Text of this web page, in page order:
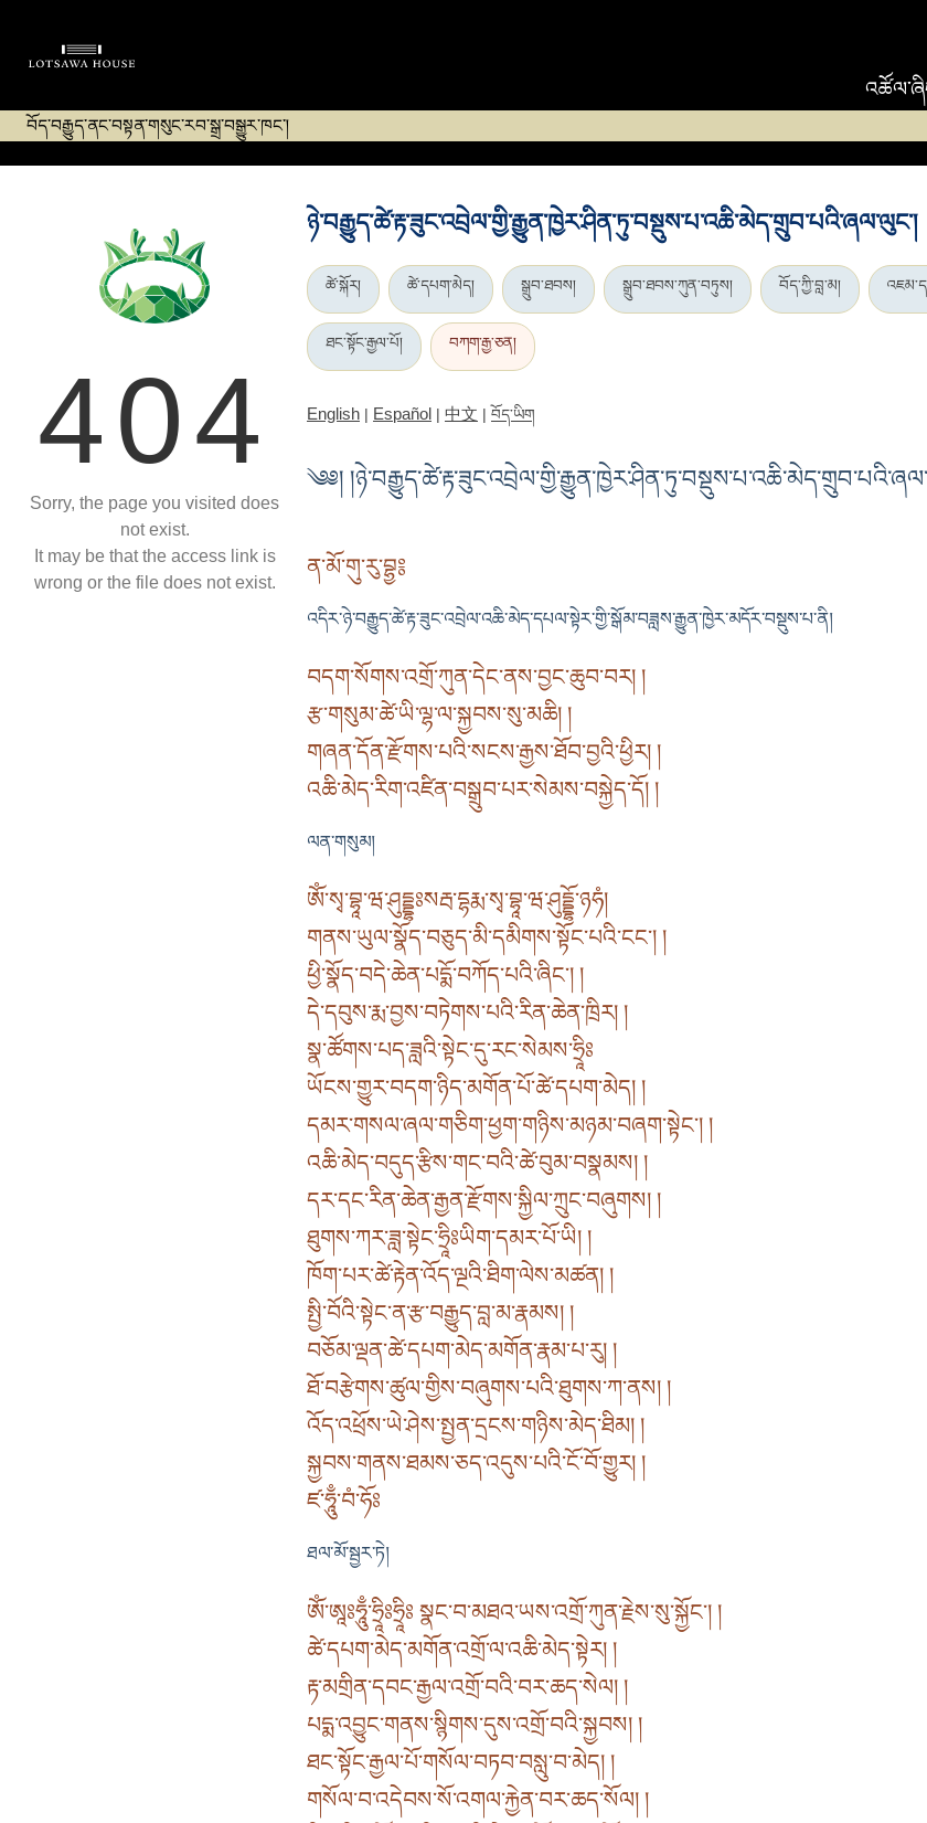
བོད་བརྒྱུད་ནང་བསྟན་གསུང་རབ་སྒྲ་བསྒྱུར་ཁང་།
404
Sorry, the page you visited does
not exist.
It may be that the access link is
wrong or the file does not exist.
ཉེ་བརྒྱུད་ཚེ་རྟ་ཟུང་འབྲེལ་གྱི་རྒྱུན་ཁྱེར་ཤིན་ཏུ་བསྡུས་པ་འཆི་མེད་གྲུབ་པའི་ཞལ་ལུང་།
ཚེ་སྐོར། ཚེ་དཔག་མེད། སྒྲུབ་ཐབས། སྒྲུབ་ཐབས་ཀུན་བཏུས། བོད་ཀྱི་བླ་མ།
ཐང་སྟོང་རྒྱལ་པོ། བཀག་རྒྱ་ཅན།
English | Español | 中文 | བོད་ཡིག
༄༅།
ན་མོ་གུ་རུ་བྷྱ༔
འདིར་ཉེ་བརྒྱུད་ཚེ་རྟ་ཟུང་འབྲེལ་འཆི་མེད་དཔལ་སྟེར་གྱི་སྒོམ་བཟླས་རྒྱུན་ཁྱེར་མདོར་བསྡུས་པ་ནི།
བདག་སོགས་འགྲོ་ཀུན་དེང་ནས་བྱང་ཆུབ་བར། །
རྩ་གསུམ་ཚེ་ཡི་ལྷ་ལ་སྐྱབས་སུ་མཆི། །
གཞན་དོན་རྫོགས་པའི་སངས་རྒྱས་ཐོབ་བྱའི་ཕྱིར། །
འཆི་མེད་རིག་འཛིན་བསྒྲུབ་པར་སེམས་བསྐྱེད་དོ། །
ལན་གསུམ།
ཨོཾ་སྭ་བྷཱ་ཝ་ཤུདྡྷཿསརྦ་དྷརྨ་སྭ་བྷཱ་ཝ་ཤུདྡྷོ་ཉཧཾ།
གནས་ཡུལ་སྣོད་བཅུད་མི་དམིགས་སྟོང་པའི་ངང་། །
ཕྱི་སྣོད་བདེ་ཆེན་པདྨོ་བཀོད་པའི་ཞིང་། །
དེ་དབུས་རྨ་བྱས་བཏེགས་པའི་རིན་ཆེན་ཁྲིར། །
སྣ་ཚོགས་པད་ཟླའི་སྟེང་དུ་རང་སེམས་ཧྲཱིཿ
ཡོངས་གྱུར་བདག་ཉིད་མགོན་པོ་ཚེ་དཔག་མེད། །
དམར་གསལ་ཞལ་གཅིག་ཕྱག་གཉིས་མཉམ་བཞག་སྟེང་། །
འཆི་མེད་བདུད་རྩིས་གང་བའི་ཚེ་བུམ་བསྣམས། །
དར་དང་རིན་ཆེན་རྒྱན་རྫོགས་སྐྱིལ་ཀྲུང་བཞུགས། །
ཐུགས་ཀར་ཟླ་སྟེང་ཧྲཱིཿཡིག་དམར་པོ་ཡི། །
ཁོག་པར་ཚེ་རྟེན་འོད་ལྔའི་ཐིག་ལེས་མཚན། །
སྤྱི་བོའི་སྟེང་ན་རྩ་བརྒྱུད་བླ་མ་རྣམས། །
བཅོམ་ལྡན་ཚེ་དཔག་མེད་མགོན་རྣམ་པ་རུ། །
ཐོ་བརྩེགས་ཚུལ་གྱིས་བཞུགས་པའི་ཐུགས་ཀ་ནས། །
འོད་འཕྲོས་ཡེ་ཤེས་སྤྱན་དྲངས་གཉིས་མེད་ཐིམ། །
སྐྱབས་གནས་ཐམས་ཅད་འདུས་པའི་ངོ་བོ་གྱུར། །
ཛ་ཧཱུྃ་བཾ་ཧོཿ
ཐལ་མོ་སྦྱར་ཏེ།
ཨོཾ་ཨཱཿཧཱུྃ་ཧྲཱིཿཧྲཱིཿ སྣང་བ་མཐའ་ཡས་འགྲོ་ཀུན་རྗེས་སུ་སྐྱོང་། །
ཚེ་དཔག་མེད་མགོན་འགྲོ་ལ་འཆི་མེད་སྟེར། །
རྟ་མགྲིན་དབང་རྒྱལ་འགྲོ་བའི་བར་ཆད་སེལ། །
པདྨ་འབྱུང་གནས་སྙིགས་དུས་འགྲོ་བའི་སྐྱབས། །
ཐང་སྟོང་རྒྱལ་པོ་གསོལ་བཏབ་བསླུ་བ་མེད། །
གསོལ་བ་འདེབས་སོ་འགལ་རྐྱེན་བར་ཆད་སོལ། །